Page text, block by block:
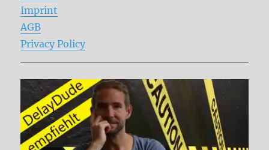
Imprint
AGB
Privacy Policy